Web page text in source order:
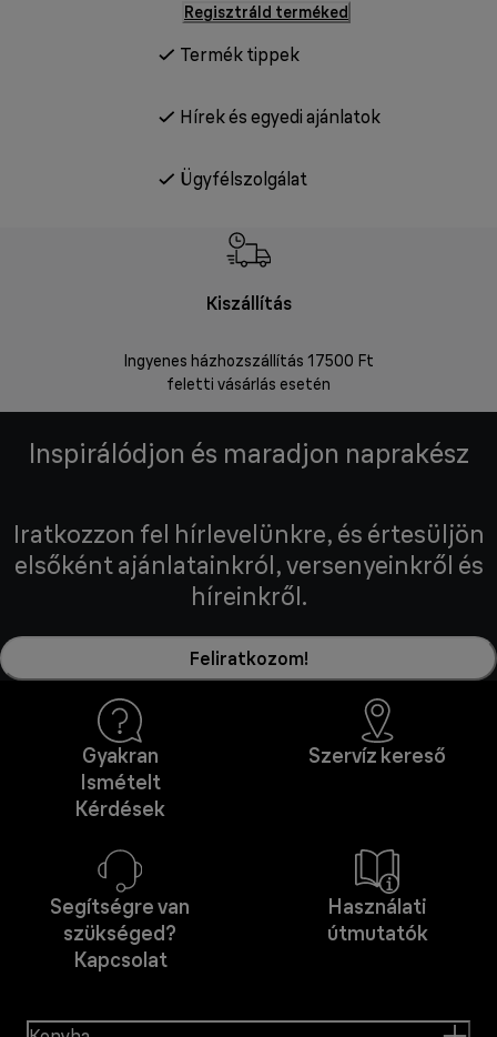
Regisztráld terméked
Termék tippek
Hírek és egyedi ajánlatok
Ügyfélszolgálat
Kiszállítás
Ingyenes házhozszállítás 17500 Ft
feletti vásárlás esetén
Inspirálódjon és maradjon naprakész
Iratkozzon fel hírlevelünkre, és értesüljön
elsőként ajánlatainkról, versenyeinkről és
híreinkről.
Feliratkozom!
Gyakran
Ismételt
Kérdések
Szervíz kereső
Segítségre van
szükséged?
Kapcsolat
Használati
útmutatók